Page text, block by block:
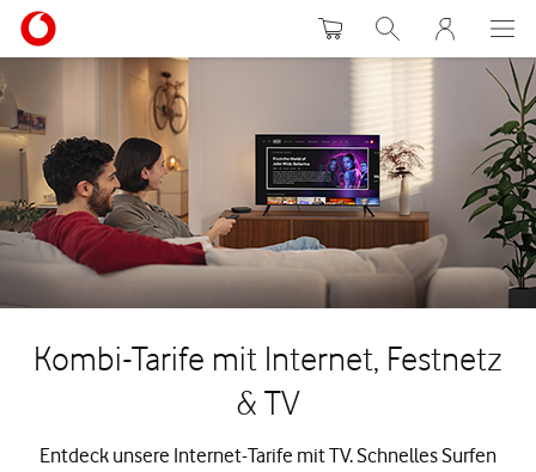
WarenkorbSuche MeinVodafone
Kombi-Tarife mit Internet, Festnetz
& TV
Entdeck unsere Internet-Tarife mit TV. Schnelles Surfen